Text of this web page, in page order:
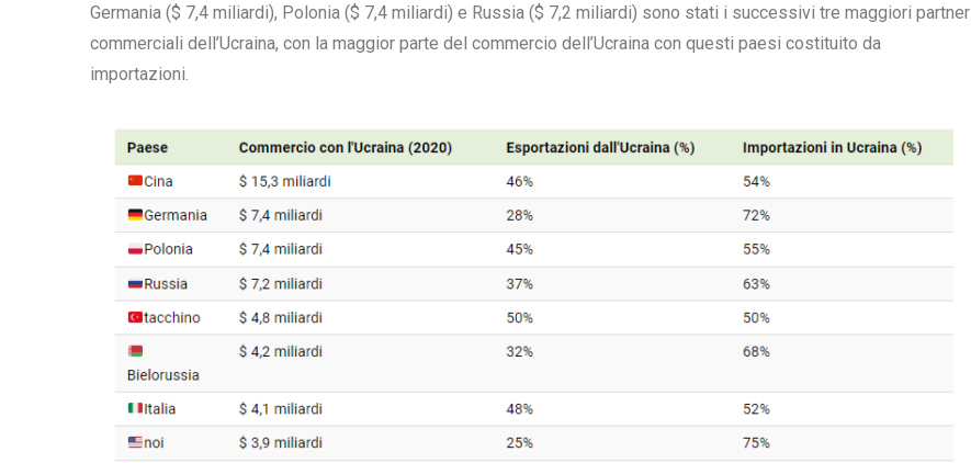
Germania ($ 7,4 miliardi), Polonia ($ 7,4 miliardi) e Russia ($ 7,2 miliardi) sono stati i successivi tre maggiori partner
commerciali dell’Ucraina, con la maggior parte del commercio dell’Ucraina con questi paesi costituito da
importazioni.